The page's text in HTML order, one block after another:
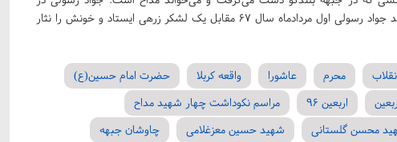
چهارچوب مادحین اهل بیت(ع) تهران قرار می‌گیرد. شهید جواد رسولی اول مردادماه سال 67 مقابل یک لشکر زرهی ایستاد و خونش را نثار
محرم عاشورا واقعه کربلا
حضرت امام حسین(ع)
اربعین 96
مراسم نکوداشت چهار شهید مداح
محسن گلستانی شهید حسین معزغلامی
چاوشان جبهه